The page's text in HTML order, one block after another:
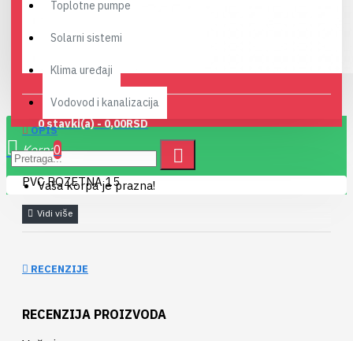
0 stavki(a) - 0,00RSD
0
Vaša korpa je prazna!
Toplotne pumpe
Solarni sistemi
Klima uređaji
Vodovod i kanalizacija
OPIS
PVC ROZETNA 15
RECENZIJE
RECENZIJA PROIZVODA